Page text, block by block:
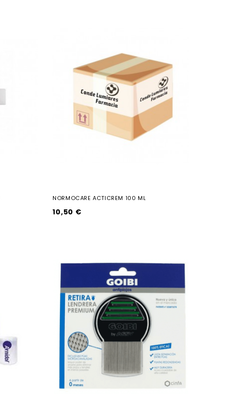
NORMOCARE ACTICREM 100 ML
10,50 €